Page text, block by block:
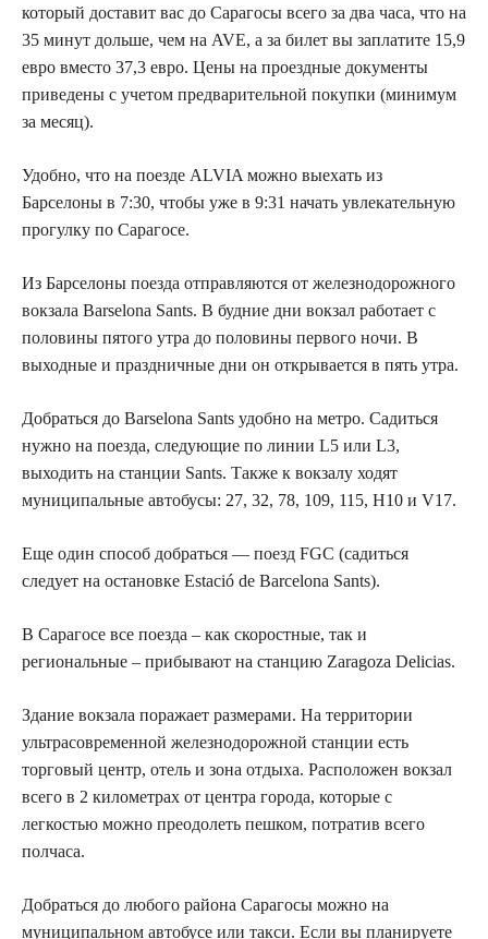
который доставит вас до Сарагосы всего за два часа, что на
35 минут дольше, чем на AVE, а за билет вы заплатите 15,9
евро вместо 37,3 евро. Цены на проездные документы
приведены с учетом предварительной покупки (минимум
за месяц).
Удобно, что на поезде ALVIA можно выехать из
Барселоны в 7:30, чтобы уже в 9:31 начать увлекательную
прогулку по Сарагосе.
Из Барселоны поезда отправляются от железнодорожного
вокзала Barselona Sants. В будние дни вокзал работает с
половины пятого утра до половины первого ночи. В
выходные и праздничные дни он открывается в пять утра.
Добраться до Barselona Sants удобно на метро. Садиться
нужно на поезда, следующие по линии L5 или L3,
выходить на станции Sants. Также к вокзалу ходят
муниципальные автобусы: 27, 32, 78, 109, 115, H10 и V17.
Еще один способ добраться — поезд FGC (садиться
следует на остановке Estació de Barcelona Sants).
В Сарагосе все поезда – как скоростные, так и
региональные – прибывают на станцию Zaragoza Delicias.
Здание вокзала поражает размерами. На территории
ультрасовременной железнодорожной станции есть
торговый центр, отель и зона отдыха. Расположен вокзал
всего в 2 километрах от центра города, которые с
легкостью можно преодолеть пешком, потратив всего
полчаса.
Добраться до любого района Сарагосы можно на
муниципальном автобусе или такси. Если вы планируете